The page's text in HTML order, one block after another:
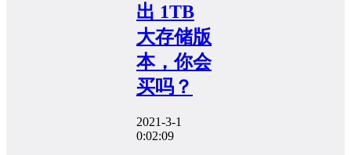
出 1TB
大存储版
本，你会
买吗？
2021-3-1
0:02:09